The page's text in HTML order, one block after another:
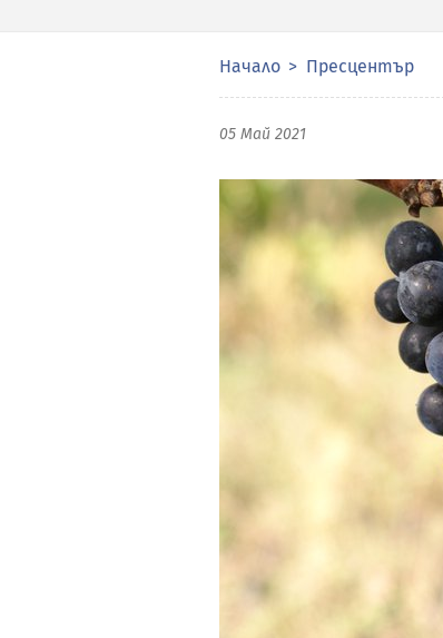
Начало Пресцентър
05 Май 2021